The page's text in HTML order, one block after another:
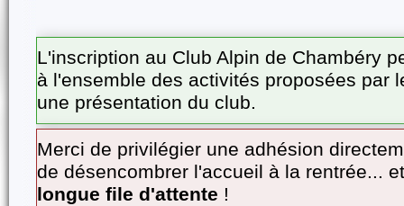
L'inscription au Club Alpin de Chambéry
à l'ensemble des activités proposées par
une présentation du club.
Merci de privilégier une adhésion
de désencombrer l'accueil à la rentrée...
longue file d'attente !